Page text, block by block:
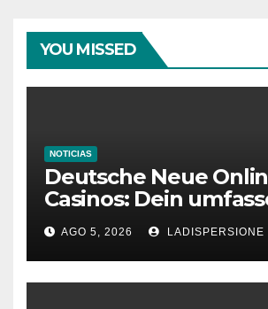
YOU MISSED
NOTICIAS
Deutsche Neue
Casinos: Dein
Ratgeber für moderne
AGO 5, 2026 LADISPERSIONE